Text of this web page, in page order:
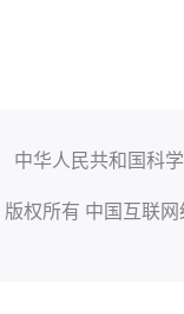
中华人民共和国科
版权所有 中国互联